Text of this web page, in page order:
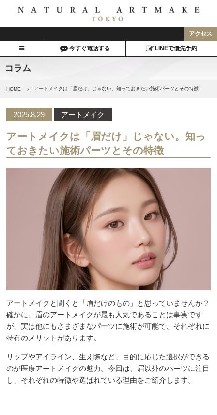
アクセス
今すぐ電話する LINEで優先予約
コラム
HOME アートメイクは「眉だけ」じゃない。知っておきたい施術パーツとその特徴
2025.8.29 アートメイク
アートメイクは「眉だけ」じゃない。知っ
ておきたい施術パーツとその特徴
アートメイクと聞くと「眉だけのもの」と思っていませんか？
確かに、眉のアートメイクが最も人気であることは事実です
が、実は他にもさまざまなパーツに施術が可能で、それぞれに
特有のメリットがあります。
リップやアイライン、生え際など、目的に応じた選択ができる
のが医療アートメイクの魅力。今回は、眉以外のパーツに注目
し、それぞれの特徴や選ばれている理由をご紹介します。